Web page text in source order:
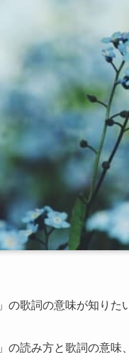
の歌詞の意味が知りた
の読み方と歌詞の意味